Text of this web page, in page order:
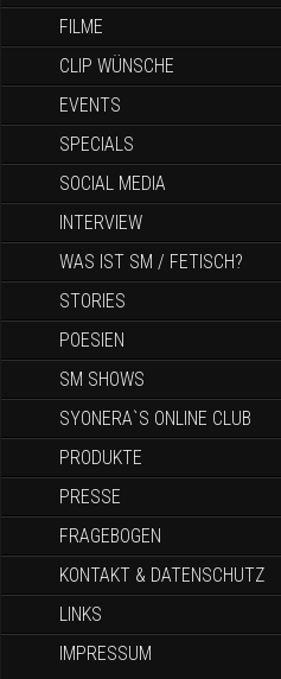
FILME
CLIP WÜNSCHE
EVENTS
SPECIALS
SOCIAL MEDIA
INTERVIEW
WAS IST SM / FETISCH?
STORIES
POESIEN
SM SHOWS
SYONERA`S ONLINE CLUB
PRODUKTE
PRESSE
FRAGEBOGEN
KONTAKT & DATENSCHUTZ
LINKS
IMPRESSUM